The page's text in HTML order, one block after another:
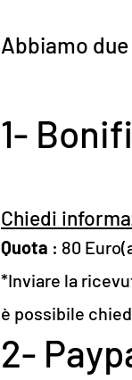
Abbiamo
1-
Chiedi
Quota : 80
*Inviare la
è possibile
2-